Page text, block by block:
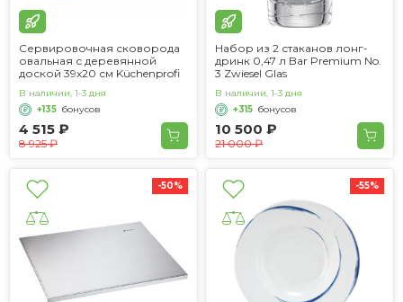
Сервировочная сковорода
овальная с деревянной
доской 39х20 см Küchenprofi
4 515 ₽
8 925 ₽
В наличии, 1-3 дня
+135 бонусов
Набор из 2 стаканов лонг-
дринк 0,47 л Bar Premium No.
3 Zwiesel Glas
10 500 ₽
21 000 ₽
В наличии, 1-3 дня
+315 бонусов
-50% -55%